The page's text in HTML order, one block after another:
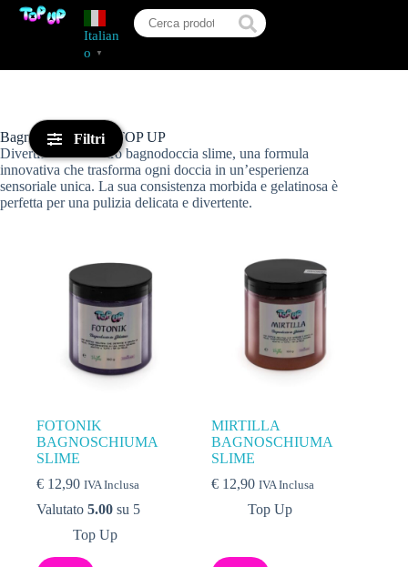
Italian
o
▼
Bagnodoccia Slime TOP UP
Divertiti con il nostro bagnodoccia slime, una formula
innovativa che trasforma ogni doccia in un’esperienza
sensoriale unica. La sua consistenza morbida e gelatinosa è
perfetta per una pulizia delicata e divertente.
FOTONIK
BAGNOSCHIUMA
SLIME
€ 12,90 IVA Inclusa
Valutato 5.00 su 5
Top Up
MIRTILLA
BAGNOSCHIUMA
SLIME
€ 12,90 IVA Inclusa
Top Up
Filtri